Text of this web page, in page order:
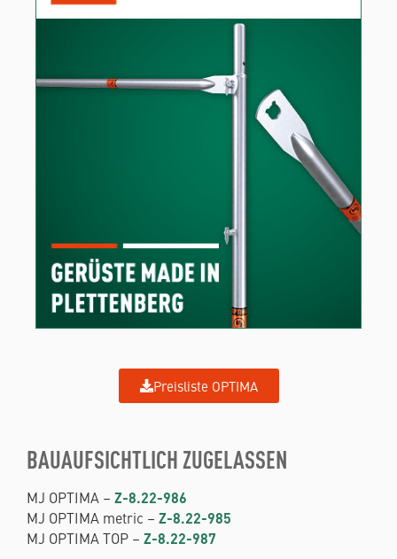
Preisliste OPTIMA
BAUAUFSICHTLICH ZUGELASSEN
MJ OPTIMA – Z-8.22-986
MJ OPTIMA metric – Z-8.22-985
MJ OPTIMA TOP – Z-8.22-987